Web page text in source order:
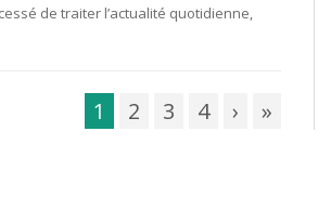
de traiter l’actualité quotidienne,
1 2 3 4 › »